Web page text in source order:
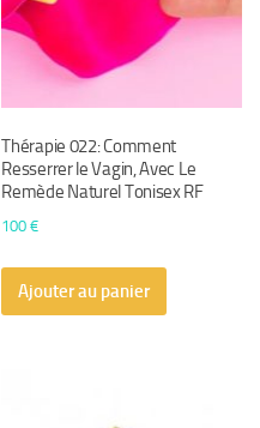
Thérapie 022: Comment
Resserrer le Vagin, Avec Le
Remède Naturel Tonisex RF
100€
Ajouter au panier